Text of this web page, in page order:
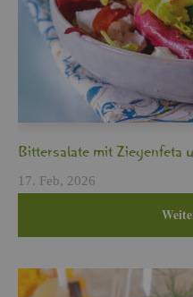
Bit­ter­sa­la­te mit Zie­gen­fe­ta
17. Feb, 2026